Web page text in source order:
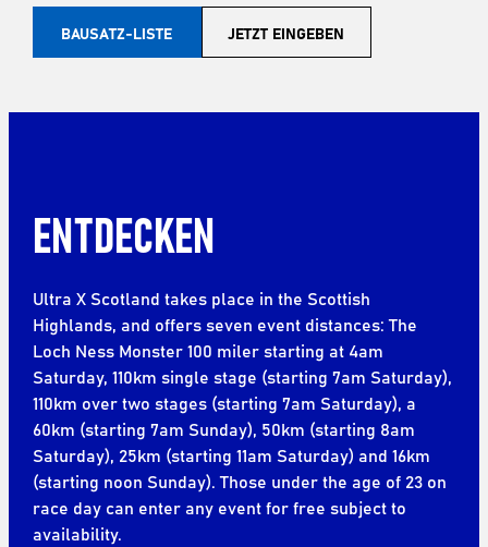
BAUSATZ-LISTE JETZT EINGEBEN
ENTDECKEN
Ultra X Scotland takes place in the Scottish
Highlands, and offers seven event distances: The
Loch Ness Monster 100 miler starting at 4am
Saturday, 110km single stage (starting 7am Saturday),
110km over two stages (starting 7am Saturday), a
60km (starting 7am Sunday), 50km (starting 8am
Saturday), 25km (starting 11am Saturday) and 16km
(starting noon Sunday). Those under the age of 23 on
race day can enter any event for free subject to
availability.